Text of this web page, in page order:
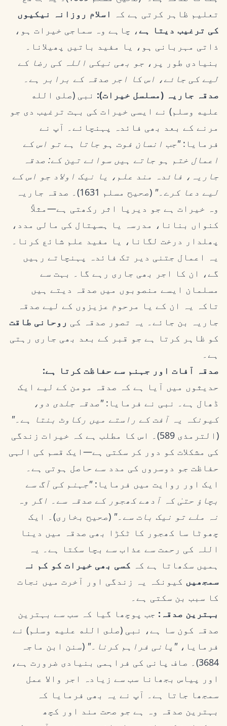
تعلیم ظاہر کرتی ہے کہ اسلام روزانہ نیکیوں
کی ترغیب دیتا ہے، چاہے وہ سماجی خیرات ہو،
ذاتی مہربانی ہو، یا مفید باتیں پھیلانا۔
بنیادی طور پر، جو بھی نیکی اللہ کی رضا کے
لیے کی جائے، اس کا اجر صدقہ کے برابر ہے۔
صدقہ جاریہ (مسلسل خیرات): نبی (صلى الله
عليه وسلم) نے ایسی خیرات کی بہت ترغیب دی جو
مرنے کے بعد بھی فائدہ پہنچائے۔ آپ نے
فرمایا:"جب انسان فوت ہو جاتا ہے تو اس کے
اعمال ختم ہو جاتے ہیں سوائے تین کے: صدقہ
جاریہ، فائدہ مند علم، یا نیک اولاد جو اس کے
لیے دعا کرے۔"
(صحیح مسلم 1631)۔ صدقہ جاریہ
وہ خیرات ہے جو دیرپا اثر رکھتی ہے—مثلاً
کنواں بنانا، مدرسہ یا ہسپتال کی مالی مدد،
پھلدار درخت لگانا، یا مفید علم شائع کرنا۔
یہ اعمال جتنی دیر تک فائدہ پہنچاتے رہیں
گے، ان کا اجر بھی جاری رہے گا۔ بہت سے
مسلمان ایسے منصوبوں میں صدقہ دیتے ہیں
تاکہ یہ ان کے یا مرحوم عزیزوں کے لیے صدقہ
جاریہ بن جائے۔ یہ تصور صدقہ کی روحانی طاقت
کو ظاہر کرتا ہے جو قبر کے بعد بھی جاری رہتی
ہے۔
صدقہ آفات اور جہنم سے حفاظت کرتا ہے:
حدیثوں میں آیا ہے کہ صدقہ مومن کے لیے ایک
ڈھال ہے۔ نبی نے فرمایا:"صدقہ جلدی دو،
کیونکہ یہ آفت کے راستے میں رکاوٹ بنتا ہے۔"
(الترمذی 589)۔ اس کا مطلب ہے کہ خیرات زندگی
کی مشکلات کو دور کر سکتی ہے—ایک قسم کی الہی
حفاظت جو دوسروں کی مدد سے حاصل ہوتی ہے۔
ایک اور روایت میں فرمایا:"جہنم کی آگ سے
بچاؤ حتیٰ کہ آدھے کھجور کے صدقہ سے۔ اگر وہ
نہ ملے تو نیک بات سے۔" (صحیح بخاری)۔ ایک
چھوٹا سا کھجور کا ٹکڑا بھی صدقہ میں دینا
اللہ کی رحمت سے عذاب سے بچا سکتا ہے۔ یہ
ہمیں سکھاتا ہے کہ کسی بھی خیرات کو کم نہ
سمجھیں کیونکہ یہ زندگی اور آخرت میں نجات
کا سبب بن سکتی ہے۔
بہترین صدقہ: جب پوچھا گیا کہ سب سے بہترین
صدقہ کون سا ہے، نبی (صلى الله عليه وسلم) نے
فرمایا،"پانی فراہم کرنا۔" (سنن ابن ماجہ
3684)۔ صاف پانی کی فراہمی بنیادی ضرورت ہے،
اور پیاس بجھانا سب سے زیادہ اجر والا عمل
سمجھا جاتا ہے۔ آپ نے یہ بھی فرمایا کہ
بہترین صدقہ وہ ہے جو صحت مند اور کچھ